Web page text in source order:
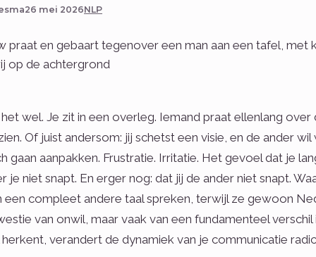
26 mei 2026NLP
wel. Je zit in een overleg. Iemand praat ellenlang
Of juist andersom: jij schetst een visie, en de ander
gaan aanpakken. Frustratie. Irritatie. Het gevoel dat je
je niet snapt. En erger nog: dat jij de ander niet snapt.
een compleet andere taal spreken, terwijl ze gewoon
van onwil, maar vaak van een fundamenteel verschil
herkent, verandert de dynamiek van je communicatie